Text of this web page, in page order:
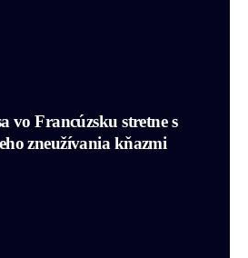
vo Francúzsku stretne s
zneužívania kňazmi